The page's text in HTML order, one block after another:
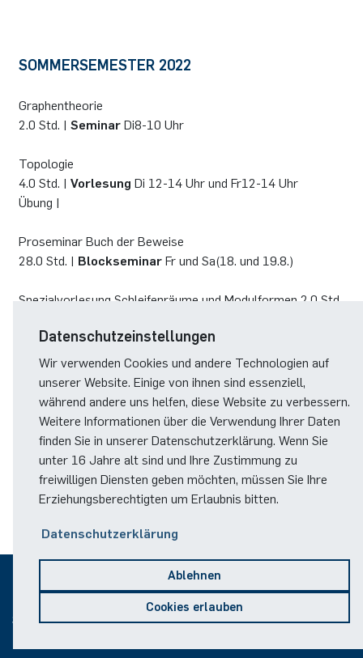
SOMMERSEMESTER 2022
Graphentheorie
2.0 Std. | Seminar Di8-10 Uhr
Topologie
4.0 Std. | Vorlesung Di 12-14 Uhr und Fr12-14 Uhr
Übung |
Proseminar Buch der Beweise
28.0 Std. | Blockseminar Fr und Sa(18. und 19.8.)
Spezialvorlesung Schleifenräume und Modulformen 2.0 Std.
Oberseminar Topologie 2.0 Std. |Oberseminarn.V.
Differentialtopologie
4.0 Std. |VorlesungMo 14-16 Uhr und Do 14-16 Uhr
Übung |n.V.
Sitemap Impressum Datenschutz
Datenschutzeinstellungen
Wir verwenden Cookies und andere Technologien auf
unserer Website. Einige von ihnen sind essenziell,
während andere uns helfen, diese Website zu verbessern.
Weitere Informationen über die Verwendung Ihrer Daten
finden Sie in unserer Datenschutzerklärung. Wenn Sie
unter 16 Jahre alt sind und Ihre Zustimmung zu
freiwilligen Diensten geben möchten, müssen Sie Ihre
Erziehungsberechtigten um Erlaubnis bitten.
Datenschutzerklärung
Ablehnen
Cookies erlauben